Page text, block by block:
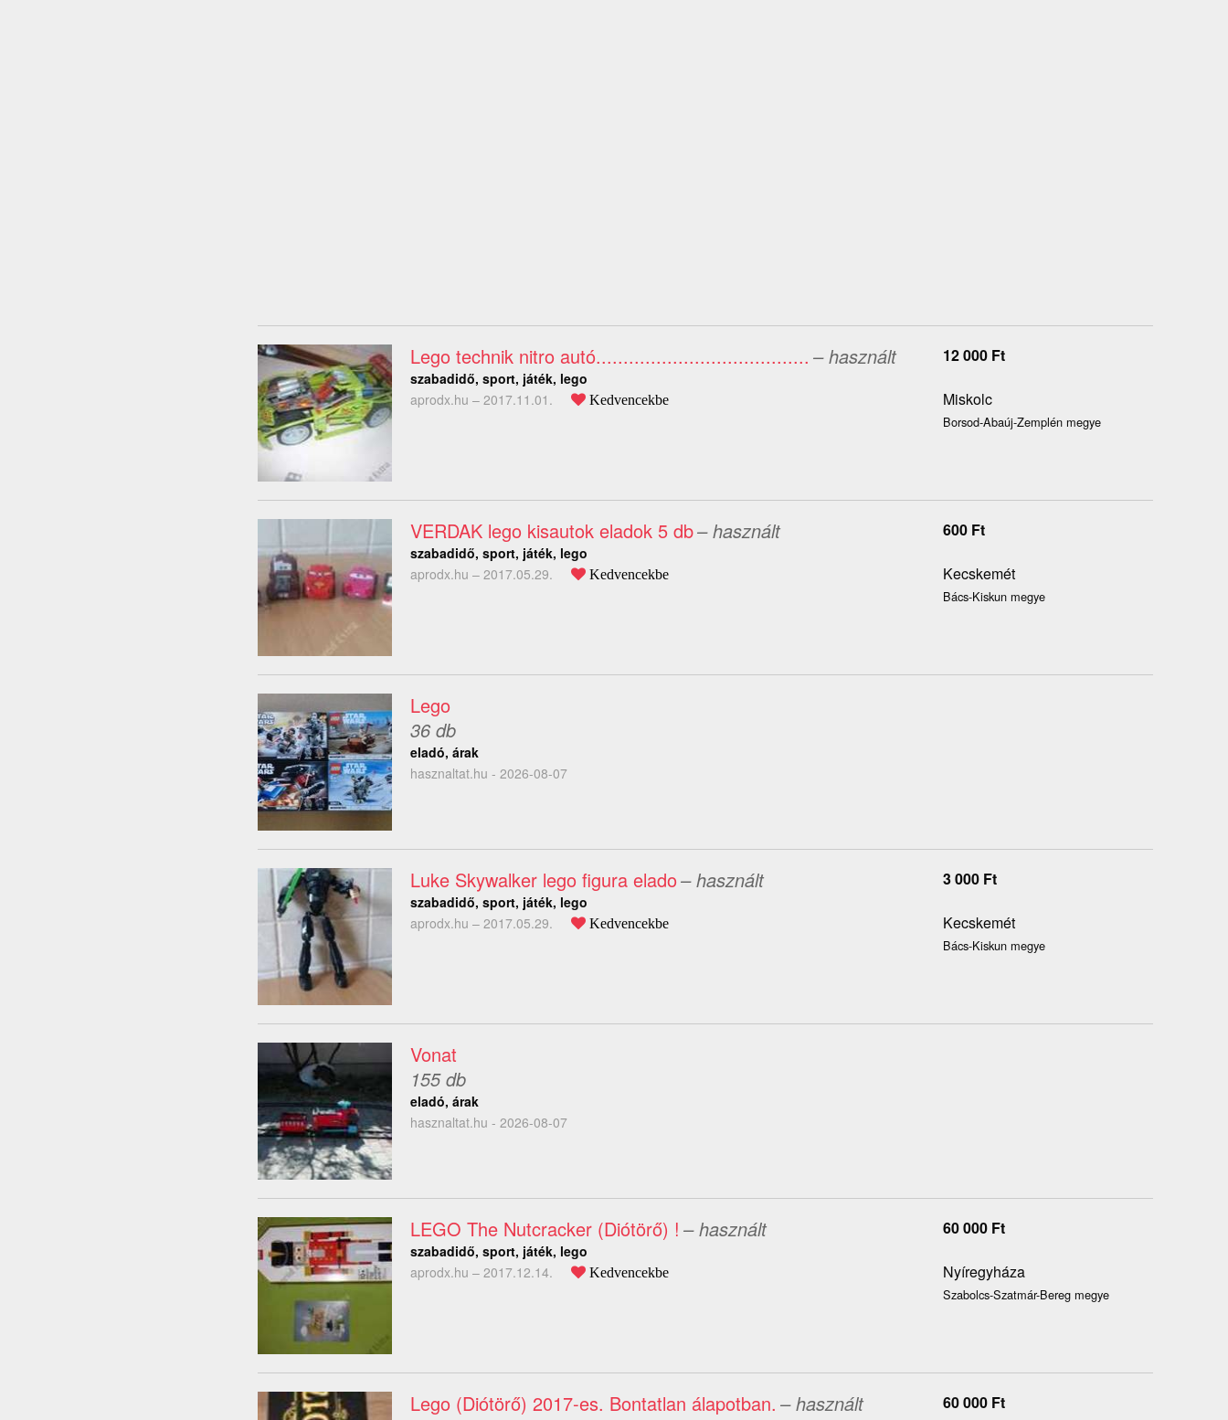
Lego technik nitro autó....................................... – használt
szabadidő, sport, játék, lego
aprodx.hu – 2017.11.01. Kedvencekbe
12 000 Ft
Miskolc
Borsod-Abaúj-Zemplén megye
VERDAK lego kisautok eladok 5 db– használt
szabadidő, sport, játék, lego
aprodx.hu – 2017.05.29. Kedvencekbe
600 Ft
Kecskemét
Bács-Kiskun megye
Lego
36 db
eladó, árak
hasznaltat.hu - 2026-08-07
Luke Skywalker lego figura elado– használt
szabadidő, sport, játék, lego
aprodx.hu – 2017.05.29. Kedvencekbe
3 000 Ft
Kecskemét
Bács-Kiskun megye
Vonat
155 db
eladó, árak
hasznaltat.hu - 2026-08-07
LEGO The Nutcracker (Diótörő) ! – használt
szabadidő, sport, játék, lego
aprodx.hu – 2017.12.14. Kedvencekbe
60 000 Ft
Nyíregyháza
Szabolcs-Szatmár-Bereg megye
Lego (Diótörő) 2017-es. Bontatlan álapotban. – használt 60 000 Ft